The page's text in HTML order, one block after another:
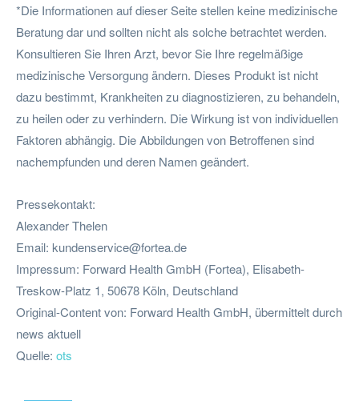
*Die Informationen auf dieser Seite stellen keine medizinische
Beratung dar und sollten nicht als solche betrachtet werden.
Konsultieren Sie Ihren Arzt, bevor Sie Ihre regelmäßige
medizinische Versorgung ändern. Dieses Produkt ist nicht
dazu bestimmt, Krankheiten zu diagnostizieren, zu behandeln,
zu heilen oder zu verhindern. Die Wirkung ist von individuellen
Faktoren abhängig. Die Abbildungen von Betroffenen sind
nachempfunden und deren Namen geändert.
Pressekontakt:
Alexander Thelen
Email: kundenservice@fortea.de
Impressum: Forward Health GmbH (Fortea), Elisabeth-
Treskow-Platz 1, 50678 Köln, Deutschland
Original-Content von: Forward Health GmbH, übermittelt durch
news aktuell
Quelle: ots